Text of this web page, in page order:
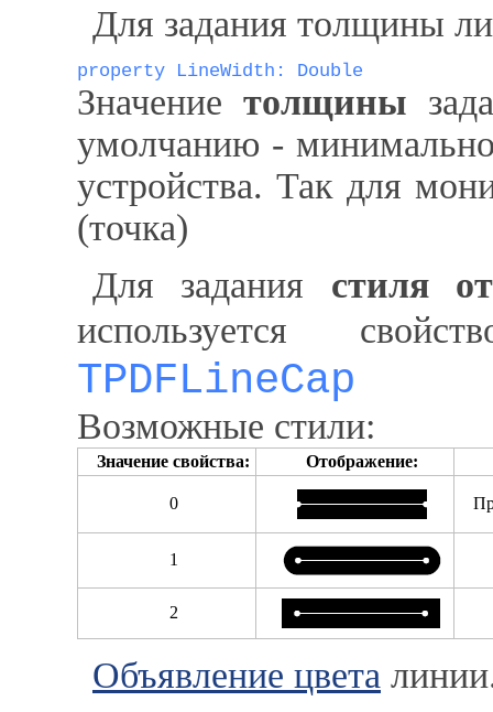
Для задания толщины
property LineWidth: Double
Значение толщины
умолчанию -
устройства. Так для
(точка)
Для задания стиля
используется
TPDFLineCap
Возможные стили:
Значение свойства: Отображение:
0
1
2
Объявление цвета